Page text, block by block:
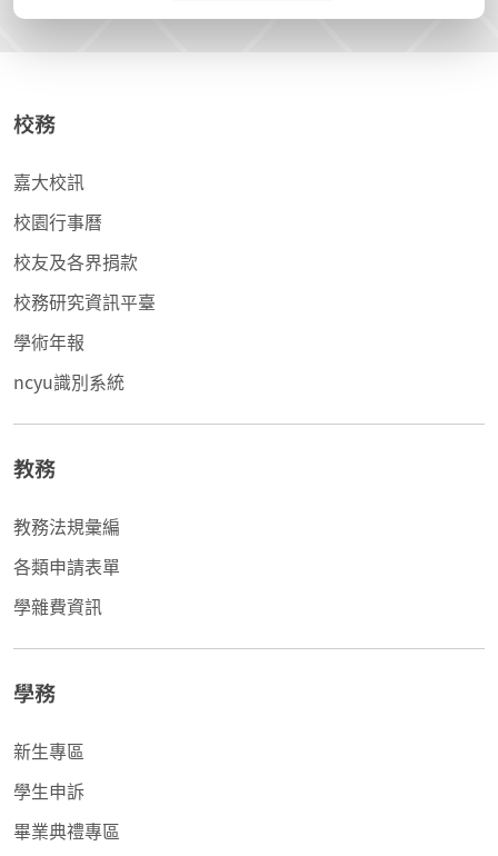
校務
嘉大校訊
校園行事曆
校友及各界捐款
校務研究資訊平臺
學術年報
ncyu識別系統
教務
教務法規彙編
各類申請表單
學雜費資訊
學務
新生專區
學生申訴
畢業典禮專區